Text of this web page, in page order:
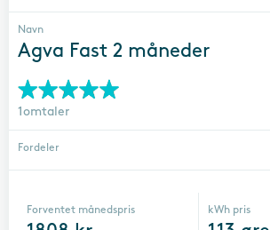
Navn
Agva Fast 2 måneder
1omtaler
Fordeler
Forventet månedspris kWh pris